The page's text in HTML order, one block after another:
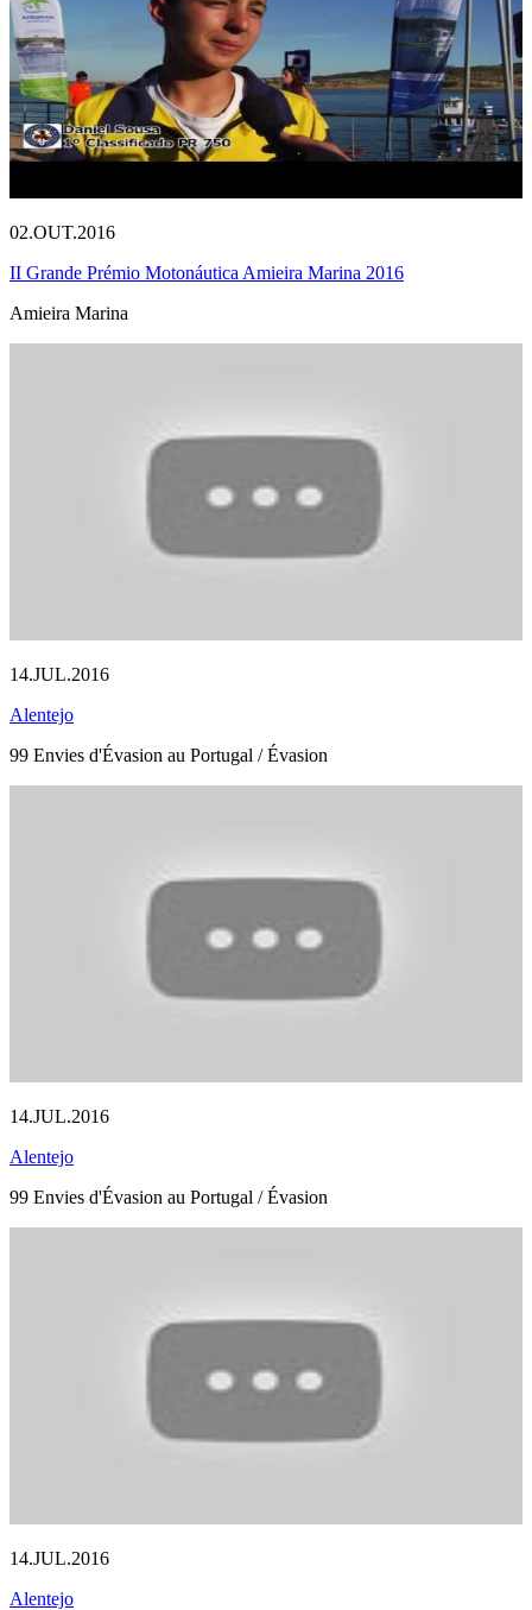
02.OUT.2016
II Grande Prémio Motonáutica Amieira Marina 2016
Amieira Marina
14.JUL.2016
Alentejo
99 Envies d'Évasion au Portugal / Évasion
14.JUL.2016
Alentejo
99 Envies d'Évasion au Portugal / Évasion
14.JUL.2016
Alentejo